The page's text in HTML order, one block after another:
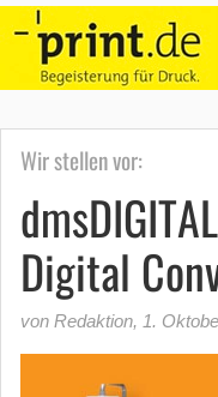
Wir stellen vor:
Digital
von Redaktion, 1.